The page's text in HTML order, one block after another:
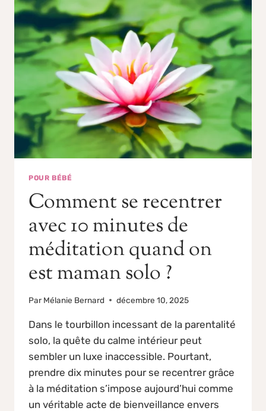
POUR BÉBÉ
Comment se recentrer
avec 10 minutes de
méditation quand on
est maman solo ?
Par Mélanie Bernard décembre 10, 2025
Dans le tourbillon incessant de la parentalité
solo, la quête du calme intérieur peut
sembler un luxe inaccessible. Pourtant,
prendre dix minutes pour se recentrer grâce
à la méditation s’impose aujourd’hui comme
un véritable acte de bienveillance envers